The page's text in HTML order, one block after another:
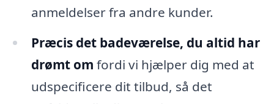
anmeldelser fra andre kunder.
Præcis det badeværelse, du altid har
drømt om fordi vi hjælper dig med at
udspecificere dit tilbud, så det